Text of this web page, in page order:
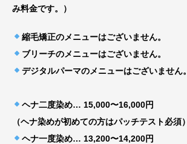
み料金です。）
縮毛矯正のメニューはございません。
ブリーチのメニューはございません。
デジタルパーマのメニューはございません。
ヘナ二度染め… 15,000〜16,000円
（ヘナ染めが初めての方はパッチテスト必須）
ヘナ一度染め… 13,200〜14,200円